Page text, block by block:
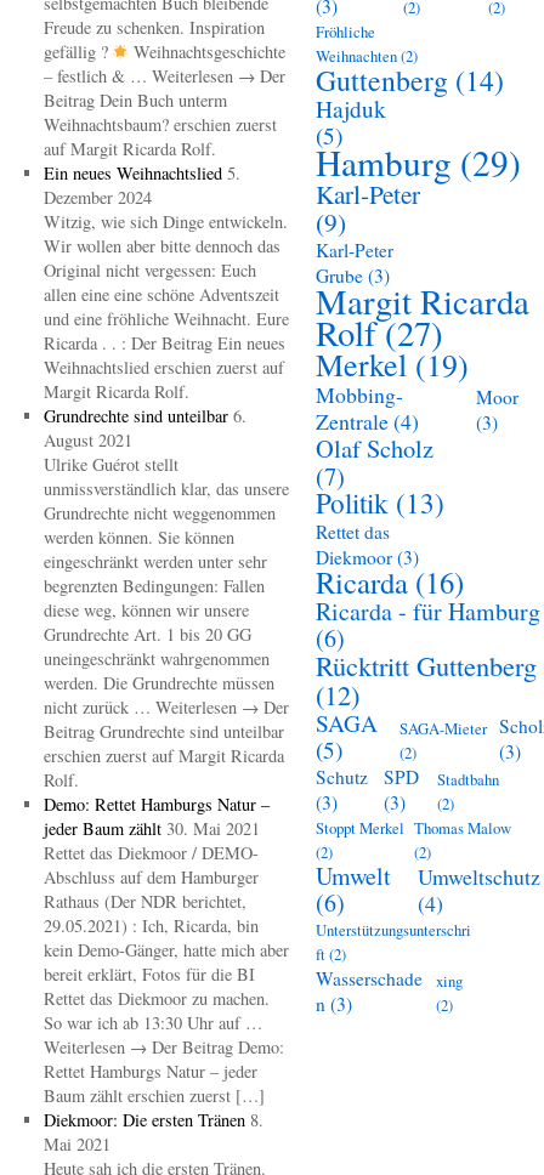
Freude zu schenken. Inspiration
gefällig ?
Weihnachtsgeschichte
– festlich & … Weiterlesen → Der
Beitrag Dein Buch unterm
Weihnachtsbaum? erschien zuerst
auf Margit Ricarda Rolf.
Ein neues Weihnachtslied 5.
Dezember 2024
Witzig, wie sich Dinge entwickeln.
Wir wollen aber bitte dennoch das
Original nicht vergessen: Euch
allen eine eine schöne Adventszeit
und eine fröhliche Weihnacht. Eure
Ricarda . . : Der Beitrag Ein neues
Weihnachtslied erschien zuerst auf
Margit Ricarda Rolf.
Grundrechte sind unteilbar 6.
August 2021
Ulrike Guérot stellt
unmissverständlich klar, das unsere
Grundrechte nicht weggenommen
werden können. Sie können
eingeschränkt werden unter sehr
begrenzten Bedingungen: Fallen
diese weg, können wir unsere
Grundrechte Art. 1 bis 20 GG
uneingeschränkt wahrgenommen
werden. Die Grundrechte müssen
nicht zurück … Weiterlesen → Der
Beitrag Grundrechte sind unteilbar
erschien zuerst auf Margit Ricarda
Rolf.
Demo: Rettet Hamburgs Natur –
jeder Baum zählt 30. Mai 2021
Rettet das Diekmoor / DEMO-
Abschluss auf dem Hamburger
Rathaus (Der NDR berichtet,
29.05.2021) : Ich, Ricarda, bin
kein Demo-Gänger, hatte mich aber
bereit erklärt, Fotos für die BI
Rettet das Diekmoor zu machen.
So war ich ab 13:30 Uhr auf …
Weiterlesen → Der Beitrag Demo:
Rettet Hamburgs Natur – jeder
Baum zählt erschien zuerst […]
Diekmoor: Die ersten Tränen 8.
Mai 2021
Heute sah ich die ersten Tränen.
(3) (2)
(2)
Fröhliche
Weihnachten(2)
Guttenberg (14)
Hajduk
(5)
Hamburg (29)
Karl-Peter
(9)
Karl-Peter
Grube (3)
Margit Ricarda
Rolf(27)
Merkel (19)
Mobbing-
Zentrale(4)
Moor
(3)
Olaf Scholz
(7)
Politik (13)
Rettet das
Diekmoor (3)
Ricarda (16)
Ricarda - für Hamburg
(6)
Rücktritt Guttenberg
(12)
SAGA
(5)
SAGA-Mieter
(2)
(3)
Schutz
(3)
SPD
(3)
Stadtbahn
(2)
Stoppt Merkel
(2)
Thomas Malow
(2)
Umwelt
(6)
Umweltschutz
(4)
Unterstützungsunterschri
ft(2)
Wasserschade
n (3)
xing
(2)